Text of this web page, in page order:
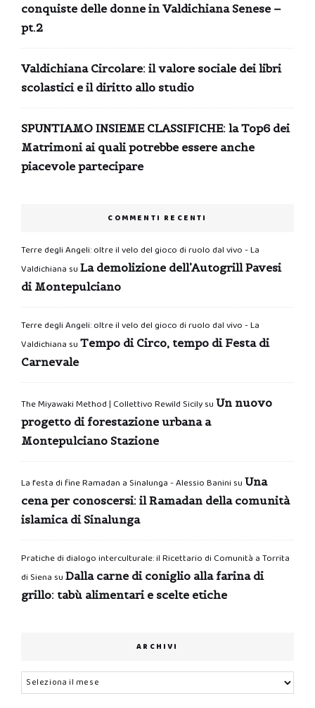
conquiste delle donne in Valdichiana Senese –
pt.2
Valdichiana Circolare: il valore sociale dei libri
scolastici e il diritto allo studio
SPUNTIAMO INSIEME CLASSIFICHE: la Top6 dei
Matrimoni ai quali potrebbe essere anche
piacevole partecipare
COMMENTI RECENTI
Terre degli Angeli: oltre il velo del gioco di ruolo dal vivo - La
Valdichiana su La demolizione dell’Autogrill Pavesi
di Montepulciano
Terre degli Angeli: oltre il velo del gioco di ruolo dal vivo - La
Valdichiana su Tempo di Circo, tempo di Festa di
Carnevale
The Miyawaki Method | Collettivo Rewild Sicilysu Un nuovo
progetto di forestazione urbana a
Montepulciano Stazione
La festa di fine Ramadan a Sinalunga - Alessio Banini su Una
cena per conoscersi: il Ramadan della comunità
islamica di Sinalunga
Pratiche di dialogo interculturale: il Ricettario di Comunità a Torrita
di Siena su Dalla carne di coniglio alla farina di
grillo: tabù alimentari e scelte etiche
ARCHIVI
Archivi